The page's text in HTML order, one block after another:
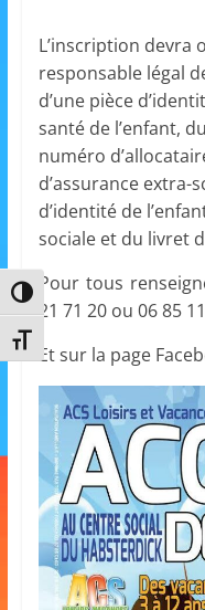
Passer en contraste
Changer la taille de la
L’inscription devra
responsable légal
d’une pièce
santé de l’enfant,
numéro
d’assurance extra-
d’identité de
sociale et du livret
Pour tous
21 71 20 ou 06 85
Et sur la page